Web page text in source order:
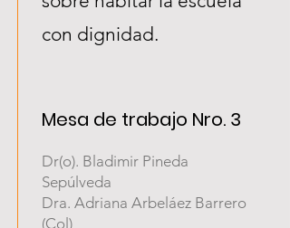
con dignidad.
Mesa de trabajo Nro. 3
Dr(o). Bladimir Pineda
Sepúlveda
Dra. Adriana Arbeláez Barrero
(Col)